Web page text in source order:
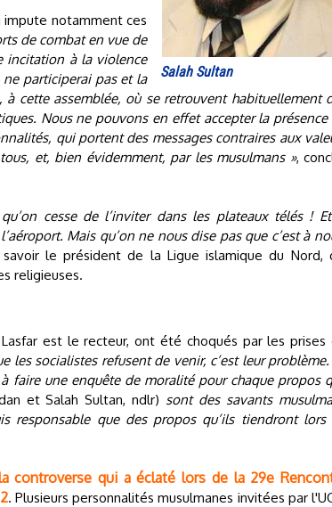
Salah Sultan
impute notamment ces
de combat en vue de
incitation à la violence
ne participerai pas et la
cette assemblée, où se retrouvent habituellement
Nous ne pouvons en effet accepter la présence
qui portent des messages contraires aux
et, bien évidemment, par les musulmans »,
cesse de l’inviter dans les plateaux télés !
Mais qu’on ne nous dise pas que c’est à
le président de la Ligue islamique du Nord,
religieuses.
est le recteur, ont été choqués par les prises
les socialistes refusent de venir, c’est leur problème.
faire une enquête de moralité pour chaque propos
et Salah Sultan, ndlr) sont des savants
responsable que des propos qu’ils tiendront lors
controverse qui a éclaté lors de la 29e
. Plusieurs personnalités musulmanes invitées par